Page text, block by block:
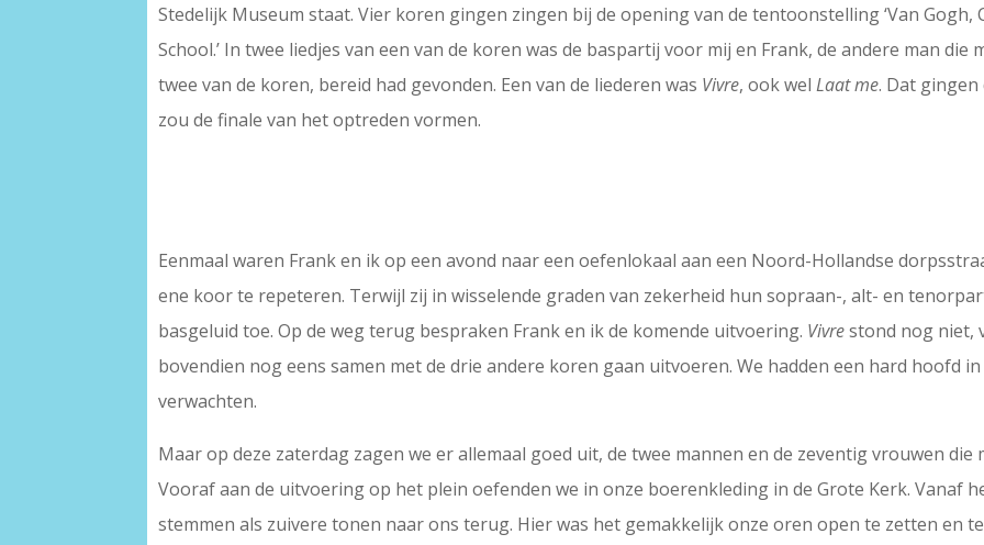
Stedelijk Museum staat. Vier koren gingen zingen bij de opening van de tentoonstelling ‘Van Gogh,
School.’ In twee liedjes van een van de koren was de baspartij voor mij en Frank, de andere man
twee van de koren, bereid had gevonden. Een van de liederen was Vivre, ook welLaat me. Dat
zou de finale van het optreden vormen.
Eenmaal waren Frank en ik op een avond naar een oefenlokaal aan een Noord-Hollandse
ene koor te repeteren. Terwijl zij in wisselende graden van zekerheid hun sopraan-, alt- en
basgeluid toe. Op de weg terug bespraken Frank en ik de komende uitvoering. Vivrestond nog niet,
bovendien nog eens samen met de drie andere koren gaan uitvoeren. We hadden een hard hoofd
verwachten.
Maar op deze zaterdag zagen we er allemaal goed uit, de twee mannen en de zeventig vrouwen
Vooraf aan de uitvoering op het plein oefenden we in onze boerenkleding in de Grote Kerk. Vanaf
stemmen als zuivere tonen naar ons terug. Hier was het gemakkelijk onze oren open te zetten en